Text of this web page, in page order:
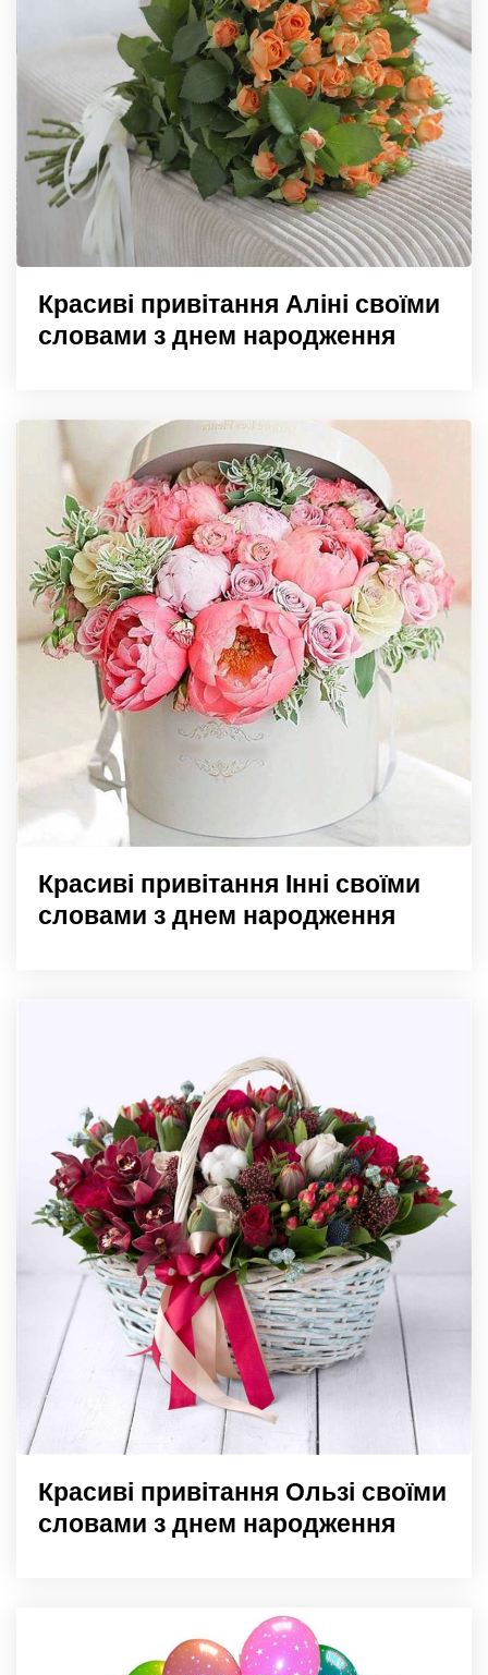
Красиві привітання Аліні своїми
словами з днем народження
Красиві привітання Інні своїми
словами з днем народження
Красиві привітання Ользі своїми
словами з днем народження